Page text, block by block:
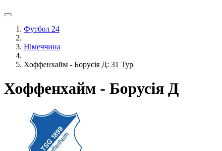
Футбол 24
Німеччина
Хоффенхайм - Борусія Д: 31 Тур
Хоффенхайм - Борусія Д